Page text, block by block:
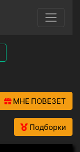
МНЕ ПОВЕЗЕТ
Подборки